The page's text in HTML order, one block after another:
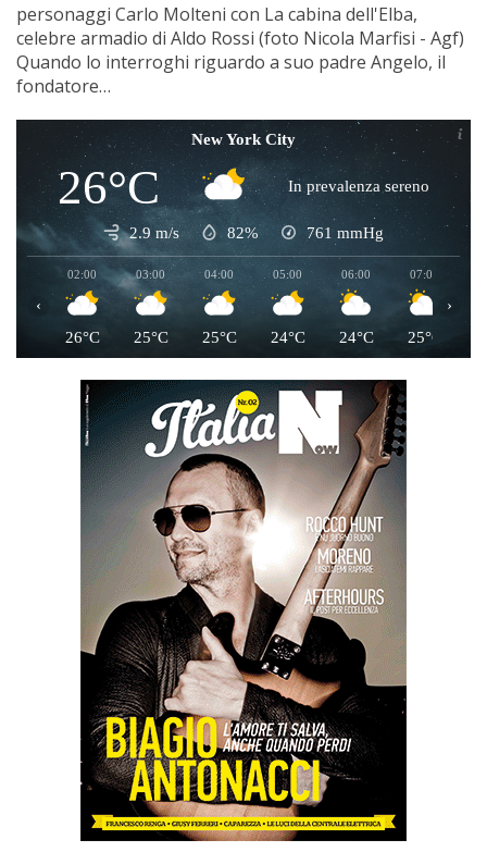
personaggi Carlo Molteni con La cabina dell'Elba,
celebre armadio di Aldo Rossi (foto Nicola Marfisi - Agf)
Quando lo interroghi riguardo a suo padre Angelo, il
fondatore…
New York City
26°C In prevalenza sereno
2.9 m/s 82% 761 mmHg
02:00
26°C
03:00
25°C
04:00
25°C
05:00
24°C
06:00
24°C
07:00
25°C
‹ ›